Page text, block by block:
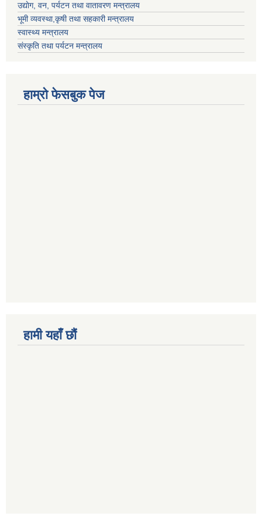
उद्याेग, वन, पर्यटन तथा वातावरण मन्त्रालय
भूमी व्यवस्था,कृषी तथा सहकारी मन्त्रालय
स्वास्थ्य मन्त्रालय
संस्कृति तथा पर्यटन मन्त्रालय
हाम्राे फेसबुक पेज
हामी यहाँ छौं